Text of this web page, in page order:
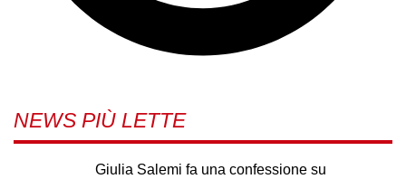
NEWS PIÙ LETTE
Giulia Salemi fa una confessione su